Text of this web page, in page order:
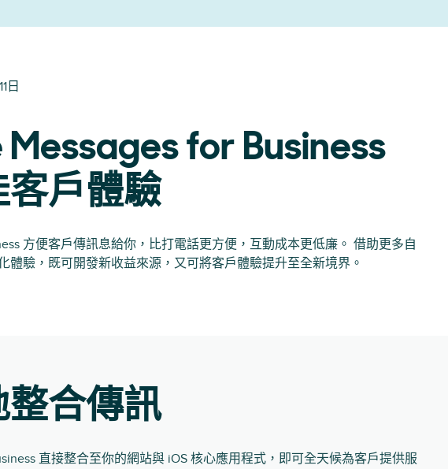
日
for Business
客戶體驗
方便客戶傳訊息給你，比打電話更方便，互動成本更低廉。 借助更多自
體驗，既可開發新收益來源，又可將客戶體驗提升至全新境界。
整合傳訊
直接整合至你的網站與 iOS 核心應用程式，即可全天候為客戶提供服